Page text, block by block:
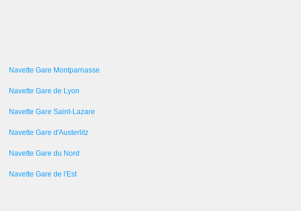
Navette Gare Montparnasse
Navette Gare de Lyon
Navette Gare Saint-Lazare
Navette Gare d'Austerlitz
Navette Gare du Nord
Navette Gare de l'Est